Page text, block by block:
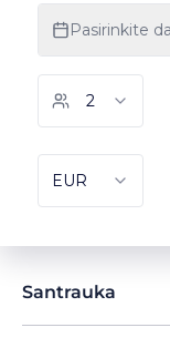
Santrauka